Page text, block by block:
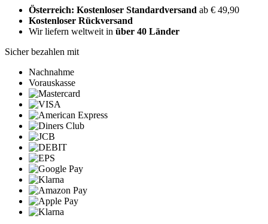
Österreich: Kostenloser Standardversand ab € 49,90
Kostenloser Rückversand
Wir liefern weltweit in über 40 Länder
Sicher bezahlen mit
Nachnahme
Vorauskasse